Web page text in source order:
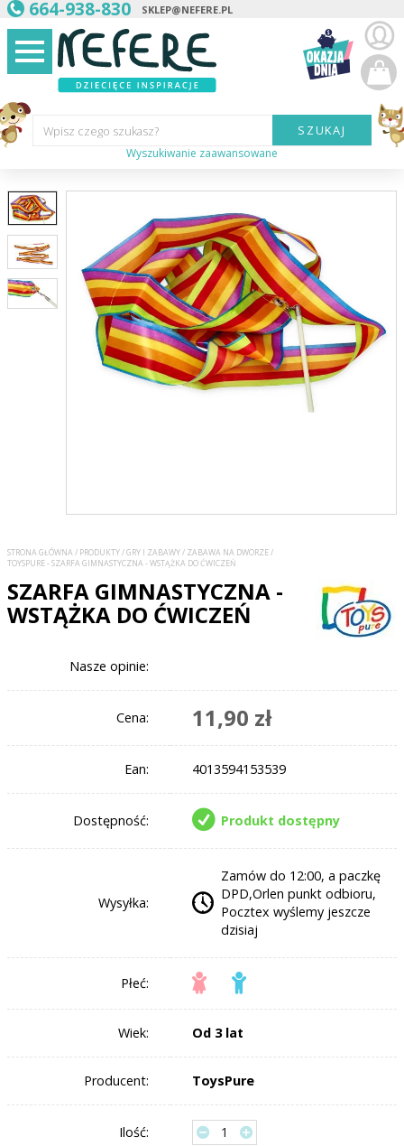
664-938-830 SKLEP@NEFERE.PL
Wpisz czego szukasz?
Kategoria:
Wiek
dziecka:
Płeć dziecka:
Cena od:
SZUKAJ
Wyszukiwanie zaawansowane
STRONA GŁÓWNA/ PRODUKTY/GRY I ZABAWY/ ZABAWA NA DWORZE/
TOYSPURE - SZARFA GIMNASTYCZNA - WSTĄŻKA DO ĆWICZEŃ
SZARFA GIMNASTYCZNA -
WSTĄŻKA DO ĆWICZEŃ
Nasze opinie:
Cena: 11,90 zł
Ean: 4013594153539
Dostępność: Produkt dostępny
Wysyłka:
Zamów do 12:00, a paczkę
DPD,Orlen punkt odbioru,
Pocztex wyślemy jeszcze
dzisiaj
Płeć:
Wiek: Od 3 lat
Producent: ToysPure
Ilość: